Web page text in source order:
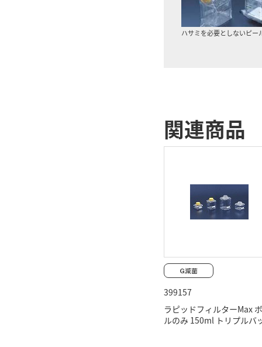
ハサミを必要としないピー
関連商品
399157
ラピッドフィルターMax
ルのみ 150ml トリプルバ